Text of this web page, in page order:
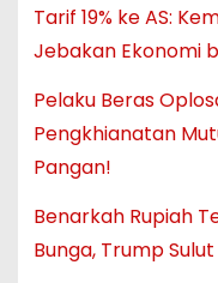
Tarif 19% ke AS:
Jebakan Ekonomi
Pelaku Beras
Pengkhianatan
Pangan!
Benarkah Rupiah
Bunga, Trump